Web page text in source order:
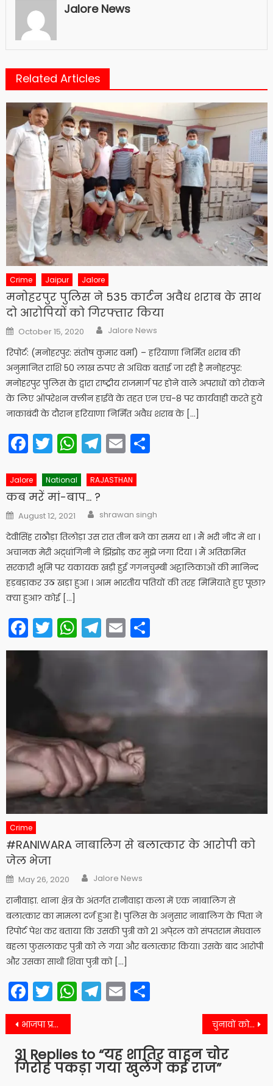
Jalore News
Related Articles
Crime Jaipur Jalore
मनोहरपुर पुलिस ने 535 कार्टन अवैध शराब के साथ
दो आरोपियों को गिरफ्तार किया
Posted
on
October 15, 2020 Author
Jalore News
रिपोर्ट: (मनोहरपुर: संतोष कुमार वर्मा) – हरियाणा निर्मित शराब की
अनुमानित राशि 50 लाख रुपए से अधिक बताई जा रही है मनोहरपुर:
मनोहरपुर पुलिस के द्वारा राष्ट्रीय राजमार्ग पर होने वाले अपराधों को रोकने
के लिए ऑपरेशन क्लीन हाईवे के तहत एन एच-8 पर कार्यवाही करते हुये
नाकाबंदी के दौरान हरियाणा निर्मित अवैध शराब के […]
Facebook
Twitter
WhatsApp
Telegram
Email
Jalore National RAJASTHAN
कब मरें मां-बाप… ?
Posted
on
August 12, 2021 Author
shrawan singh
देवीसिंह राठौड़ा तिलोड़ा उस रात तीन बजे का समय था । मैं भरी नींद में था ।
अचानक मेरी अद्र्धांगिनी ने झिंझोड़ कर मुझे जगा दिया । मैं अतिक्रमित
सरकारी भूमि पर यकायक खड़ी हुई गगनचुम्बी अट्टालिकाओं की मानिन्द
हड़बड़ाकर उठ खड़ा हुआ । आम भारतीय पतियों की तरह मिमियाते हुए पूछा?
क्या हुआ? कोई […]
Facebook
Twitter
WhatsApp
Telegram
Email
Crime
#RANIWARA नाबालिग से बलात्कार के आरोपी को
जेल भेजा
Posted
on
May 26, 2020 Author
Jalore News
रानीवाड़ा. थाना क्षेत्र के अंतर्गत रानीवाड़ा कला में एक नाबालिग से
बलात्कार का मामला दर्ज हुआ है। पुलिस के अनुसार नाबालिग के पिता ने
रिपोर्ट पेश कर बताया कि उसकी पुत्री को 21 अपे्रल को संपतराम मेघवाल
बहला फुसलाकर पुत्री को ले गया और बलात्कार किया। उसके बाद आरोपी
और उसका साथी शिवा पुत्री को […]
Facebook
Twitter
WhatsApp
Telegram
Email
Post
navigation
भाजपा प्रत्याशी वीरी देवी के चुनाव प्रचार में पहुंच रहे कद्दावर, विरोधी प्रत्याशियों को दे रही कडी टक्कर चुनावों को लेकर यह विशेष निर्देश जारी, जो साबित होंगे फायदेमंद
31 Replies to “यह शातिर वाहन चोर
गिरोह पकड़ा गया खुलेंगे कई राज”